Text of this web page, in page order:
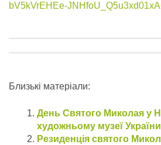
bV5kVrEHEe-
Близькі матеріали:
День Святого Миколая у
художньому музеї України
Резиденція святого